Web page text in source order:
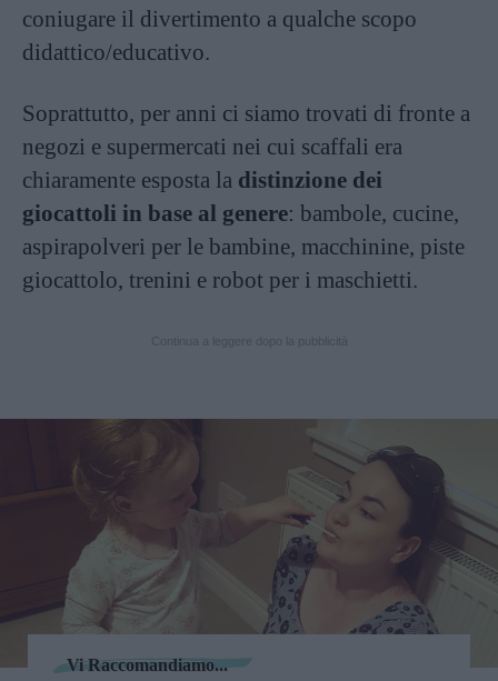
coniugare il divertimento a qualche scopo
didattico/educativo.
Soprattutto, per anni ci siamo trovati di fronte a
negozi e supermercati nei cui scaffali era
chiaramente esposta la distinzione dei
giocattoli in base al genere: bambole, cucine,
aspirapolveri per le bambine, macchinine, piste
giocattolo, trenini e robot per i maschietti.
Vi Raccomandiamo...